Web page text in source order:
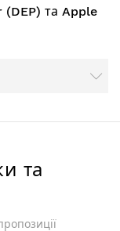
(DEP) та Apple
та